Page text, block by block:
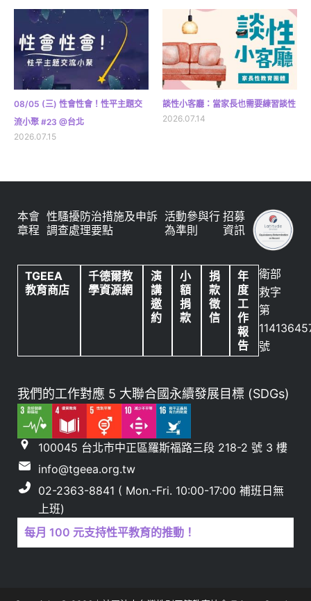
08/05 (三) 性會性會！性平主題交
流小聚 #23 @台北
2026.07.15
談性小客廳：當家長也需要練習談性
2026.07.14
本會
章程
性騷擾防治措施及申訴
調查處理要點
活動參與行
為準則
招募
資訊
TGEEA
教育商店
千德爾教
學資源網
演
講
邀
約
小
額
捐
款
捐
款
徵
信
年
度
工
作
報
告
衛部
救字
第
號
我們的工作對應 5 大聯合國永續發展目標 (SDGs)
100045 台北市中正區羅斯福路三段 218-2 號 3 樓
info@tgeea.org.tw
02-2363-8841 ( Mon.-Fri. 10:00-17:00 補班日無
上班)
每月 100 元支持性平教育的推動！